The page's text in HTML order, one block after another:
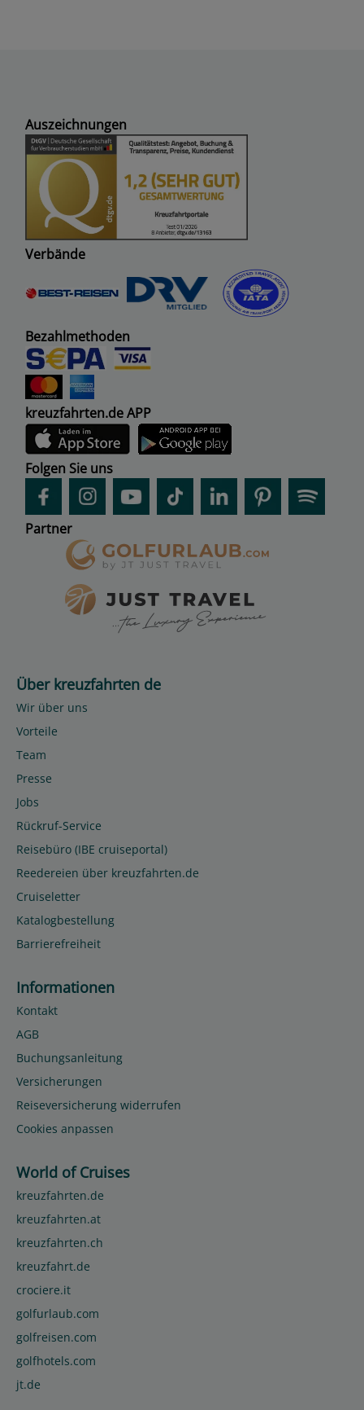
Auszeichnungen
Verbände
Bezahlmethoden
kreuzfahrten.de APP
Folgen Sie uns
Partner
Über kreuzfahrten de
Wir über uns
Vorteile
Team
Presse
Jobs
Rückruf-Service
Reisebüro (IBE cruiseportal)
Reedereien über kreuzfahrten.de
Cruiseletter
Katalogbestellung
Barrierefreiheit
Informationen
Kontakt
AGB
Buchungsanleitung
Versicherungen
Reiseversicherung widerrufen
Cookies anpassen
World of Cruises
kreuzfahrten.de
kreuzfahrten.at
kreuzfahrten.ch
kreuzfahrt.de
crociere.it
golfurlaub.com
golfreisen.com
golfhotels.com
jt.de